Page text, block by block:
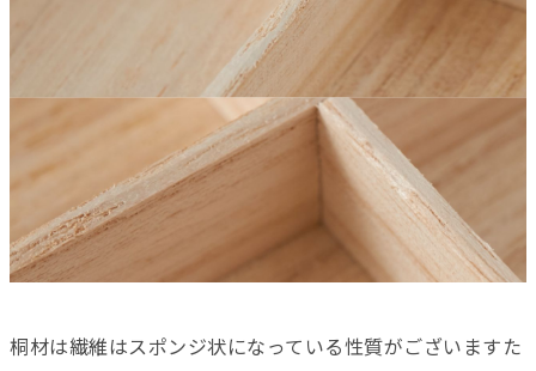
桐材は繊維はスポンジ状になっている性質がございますた